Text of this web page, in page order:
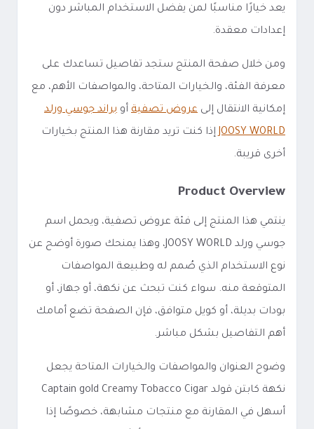
يعد خيارًا مناسبًا لمن يفضل الاستخدام المباشر دون
إعدادات معقدة.
ومن خلال صفحة المنتج ستجد تفاصيل تساعدك على
معرفة الفئة، والخيارات المتاحة، والمواصفات الأهم، مع
إمكانية الانتقال إلى عروض تصفية أو براند جوسي ورلد
JOOSY WORLDإذا كنت تريد مقارنة هذا المنتج بخيارات
أخرى قريبة.
Product Overview
ينتمي هذا المنتج إلى فئة عروض تصفية، ويحمل اسم
جوسي ورلد JOOSY WORLD، وهذا يمنحك صورة أوضح عن
نوع الاستخدام الذي صُمم له وطبيعة المواصفات
المتوقعة منه. سواء كنت تبحث عن نكهة، أو جهاز، أو
بودات بديلة، أو كويل متوافق، فإن الصفحة تضع أمامك
أهم التفاصيل بشكل مباشر.
وضوح العنوان والمواصفات والخيارات المتاحة يجعل
نكهة كابتن قولد Captain gold Creamy Tobacco Cigar
أسهل في المقارنة مع منتجات مشابهة، خصوصًا إذا